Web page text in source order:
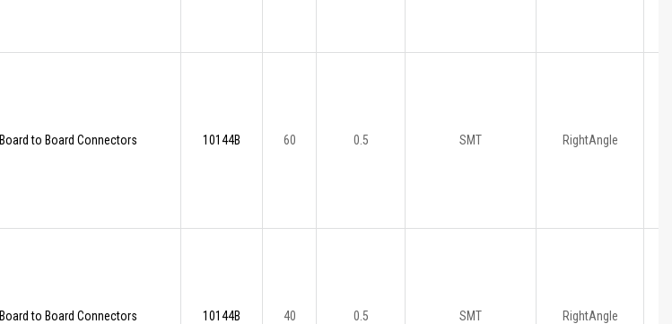
Board to Board Connectors 10144B 60 0.5 SMT RightAngle
Board to Board Connectors 10144B 40 0.5 SMT RightAngle